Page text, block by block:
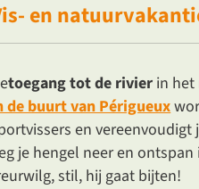
en
toegang tot de rivier in
de buurt van Périgueux
en
je hengel neer en
stil, hij gaat bijten!